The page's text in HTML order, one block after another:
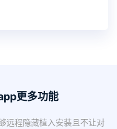
更多功能
远程隐藏植入安装且不让对